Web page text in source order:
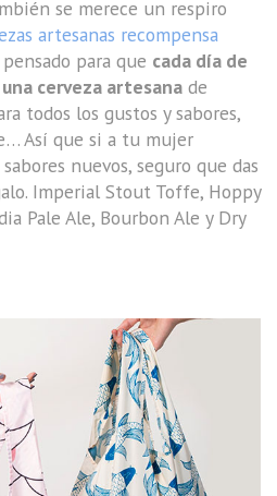
se merece un respiro
artesanas recompensa
para que cada día de
cerveza artesana de
todos los gustos y sabores,
Así que si a tu mujer
nuevos, seguro que das
Imperial Stout Toffe, Hoppy
Pale Ale, Bourbon Ale y Dry